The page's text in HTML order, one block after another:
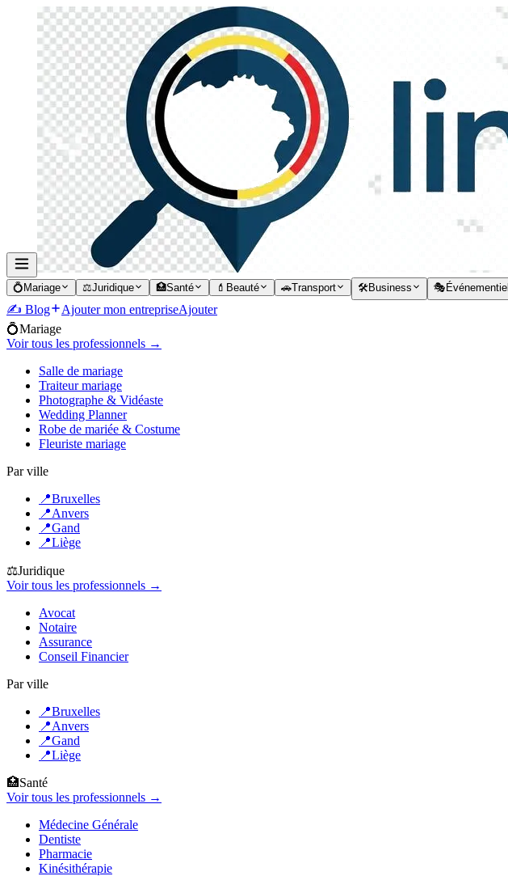
💍 Mariage ⚖️Juridique 🏥Santé 💄 Beauté 🚗Transport 🛠️Business 🎭 Événementiel
✍️ Blog Ajouter mon entrepriseAjouter
💍Mariage
Voir tous les professionnels →
Salle de mariage
Traiteur mariage
Photographe & Vidéaste
Wedding Planner
Robe de mariée & Costume
Fleuriste mariage
Par ville
📍Bruxelles
📍Anvers
📍Gand
📍Liège
⚖️Juridique
Voir tous les professionnels →
Avocat
Notaire
Assurance
Conseil Financier
Par ville
📍Bruxelles
📍Anvers
📍Gand
📍Liège
🏥Santé
Voir tous les professionnels →
Médecine Générale
Dentiste
Pharmacie
Kinésithérapie